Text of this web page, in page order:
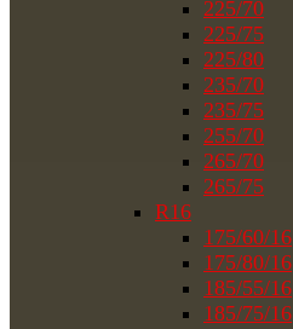
225/70
225/75
225/80
235/70
235/75
255/70
265/70
265/75
R16
175/60/16
175/80/16
185/55/16
185/75/16